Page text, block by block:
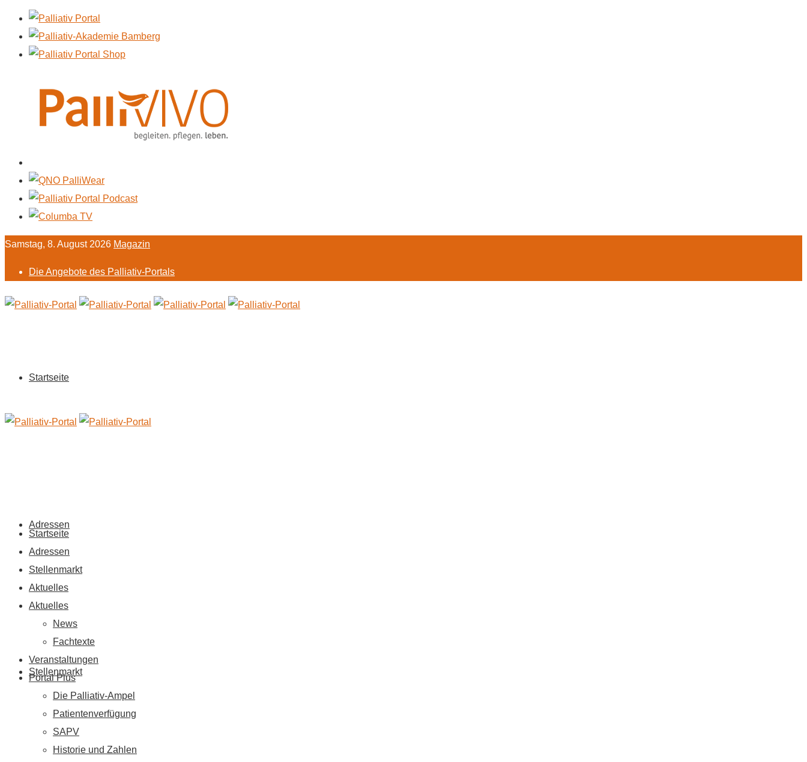
Samstag, 8. August 2026 Magazin
Die Angebote des Palliativ-Portals
Startseite
Adressen
Stellenmarkt
Startseite
Adressen
Stellenmarkt
Aktuelles
Aktuelles
News
Fachtexte
Veranstaltungen
Portal Plus
Die Palliativ-Ampel
Patientenverfügung
SAPV
Historie und Zahlen